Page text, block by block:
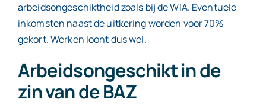
arbeidsongeschiktheid zoals bij de WIA. Eventuele
inkomsten naast de uitkering worden voor 70%
gekort. Werken loont dus wel.
Arbeidsongeschikt in de
zin van de BAZ